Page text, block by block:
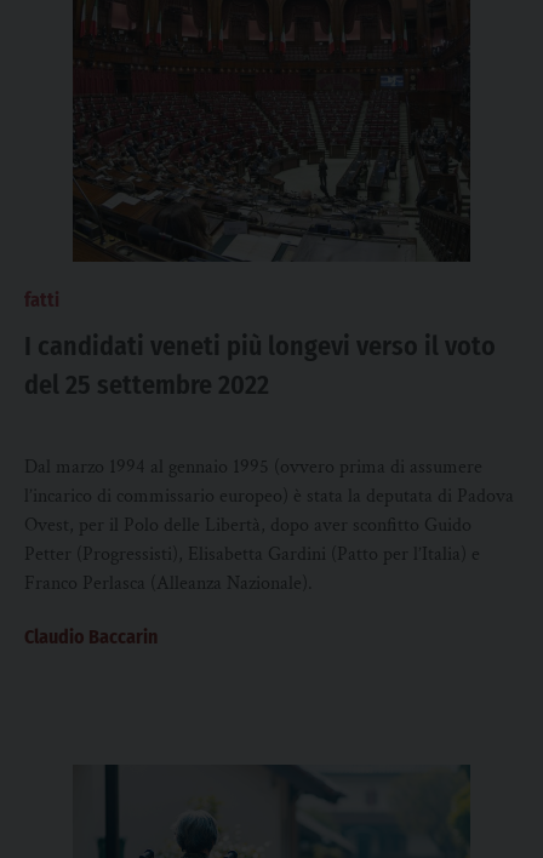
fatti
I candidati veneti più longevi verso il voto
del 25 settembre 2022
Dal marzo 1994 al gennaio 1995 (ovvero prima di assumere
l’incarico di commissario europeo) è stata la deputata di Padova
Ovest, per il Polo delle Libertà, dopo aver sconfitto Guido
Petter (Progressisti), Elisabetta Gardini (Patto per l’Italia) e
Franco Perlasca (Alleanza Nazionale).
Claudio Baccarin